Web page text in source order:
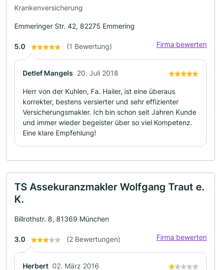
Krankenversicherung
Emmeringer Str. 42, 82275 Emmering
5.0 (1 Bewertung) Firma bewerten
Detlef Mangels 20. Juli 2018
Herr von der Kuhlen, Fa. Hailer, ist eine überaus
korrekter, bestens versierter und sehr effizienter
Versicherungsmakler. Ich bin schon seit Jahren Kunde
und immer wieder begeister über so viel Kompetenz.
Eine klare Empfehlung!
TS Assekuranzmakler Wolfgang Traut e.
K.
Billrothstr. 8, 81369 München
3.0 (2 Bewertungen) Firma bewerten
Herbert 02. März 2016